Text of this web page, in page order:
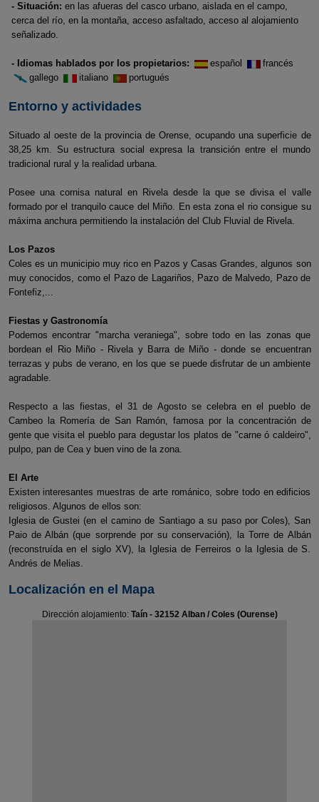
- Situación: en las afueras del casco urbano, aislada en el campo,
cerca del río, en la montaña, acceso asfaltado, acceso al alojamiento
señalizado.
- Idiomas hablados por los propietarios: español
francés
gallego
italiano portugués
Entorno y actividades
Situado al oeste de la provincia de Orense, ocupando una superficie de
38,25 km. Su estructura social expresa la transición entre el mundo
tradicional rural y la realidad urbana.
Posee una cornisa natural en Rivela desde la que se divisa el valle
formado por el tranquilo cauce del Miño. En esta zona el rio consigue su
máxima anchura permitiendo la instalación del Club Fluvial de Rivela.
Los Pazos
Coles es un municipio muy rico en Pazos y Casas Grandes, algunos son
muy conocidos, como el Pazo de Lagariños, Pazo de Malvedo, Pazo de
Fontefiz,...
Fiestas y Gastronomía
Podemos encontrar "marcha veraniega", sobre todo en las zonas que
bordean el Rio Miño - Rivela y Barra de Miño - donde se encuentran
terrazas y pubs de verano, en los que se puede disfrutar de un ambiente
agradable.
Respecto a las fiestas, el 31 de Agosto se celebra en el pueblo de
Cambeo la Romería de San Ramón, famosa por la concentración de
gente que visita el pueblo para degustar los platos de "carne ó caldeiro",
pulpo, pan de Cea y buen vino de la zona.
El Arte
Existen interesantes muestras de arte románico, sobre todo en edificios
religiosos. Algunos de ellos son:
Iglesia de Gustei (en el camino de Santiago a su paso por Coles), San
Paio de Albán (que sorprende por su conservación), la Torre de Albán
(reconstruída en el siglo XV), la Iglesia de Ferreiros o la Iglesia de S.
Andrés de Melias.
Localización en el Mapa
Dirección alojamiento: Taín - 32152 Alban / Coles (Ourense)